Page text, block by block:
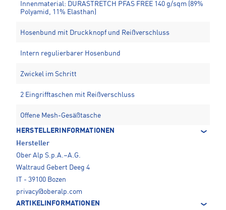
Innenmaterial: DURASTRETCH PFAS FREE 140 g/sqm (89%
Polyamid, 11% Elasthan)
Hosenbund mit Druckknopf und Reißverschluss
Intern regulierbarer Hosenbund
Zwickel im Schritt
2 Eingrifftaschen mit Reißverschluss
Offene Mesh-Gesäßtasche
HERSTELLERINFORMATIONEN
Hersteller
Ober Alp S.p.A.–A.G.
Waltraud Gebert Deeg 4
IT - 39100 Bozen
privacy@oberalp.com
ARTIKELINFORMATIONEN